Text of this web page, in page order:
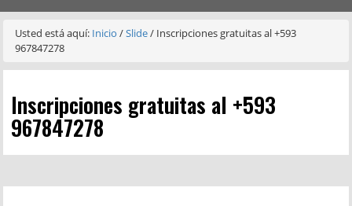
Usted está aquí: Inicio/Slide/ Inscripciones gratuitas al +593
967847278
Inscripciones gratuitas al +593
967847278